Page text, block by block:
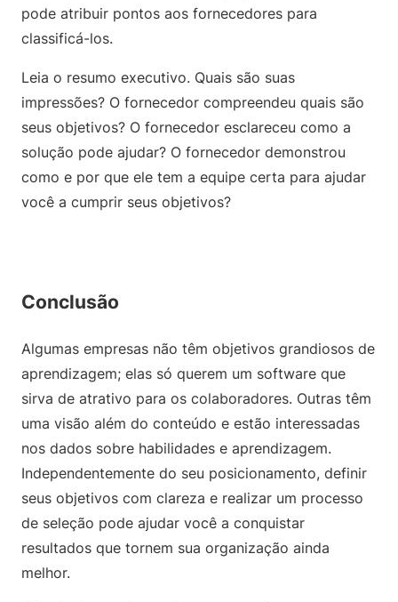
pode atribuir pontos aos fornecedores para
classificá-los.
Leia o resumo executivo. Quais são suas
impressões? O fornecedor compreendeu quais são
seus objetivos? O fornecedor esclareceu como a
solução pode ajudar? O fornecedor demonstrou
como e por que ele tem a equipe certa para ajudar
você a cumprir seus objetivos?
Conclusão
Algumas empresas não têm objetivos grandiosos de
aprendizagem; elas só querem um software que
sirva de atrativo para os colaboradores. Outras têm
uma visão além do conteúdo e estão interessadas
nos dados sobre habilidades e aprendizagem.
Independentemente do seu posicionamento, definir
seus objetivos com clareza e realizar um processo
de seleção pode ajudar você a conquistar
resultados que tornem sua organização ainda
melhor.